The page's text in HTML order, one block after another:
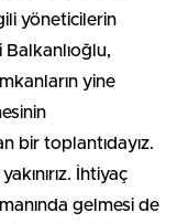
yöneticilerin
yine
bir toplantıdayız.
İhtiyaç
gelmesi de